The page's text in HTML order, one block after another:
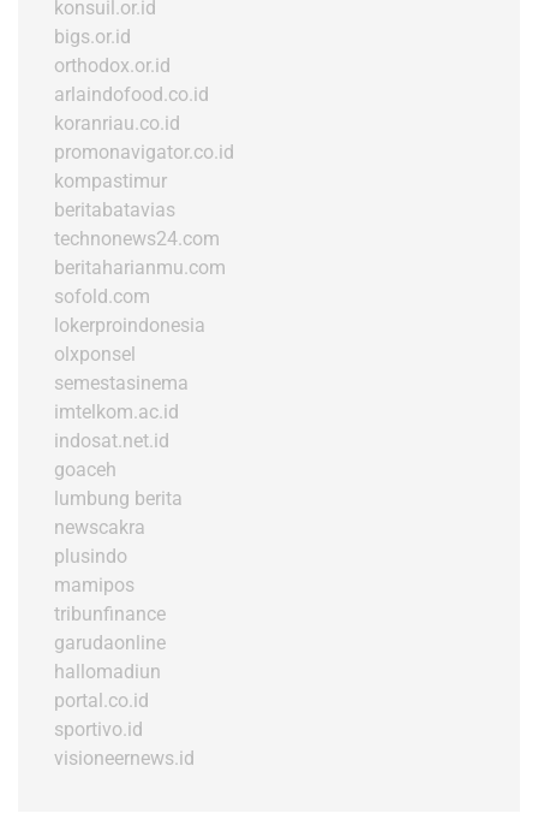
konsuil.or.id
bigs.or.id
orthodox.or.id
arlaindofood.co.id
koranriau.co.id
promonavigator.co.id
kompastimur
beritabatavias
technonews24.com
beritaharianmu.com
sofold.com
lokerproindonesia
olxponsel
semestasinema
imtelkom.ac.id
indosat.net.id
goaceh
lumbung berita
newscakra
plusindo
mamipos
tribunfinance
garudaonline
hallomadiun
portal.co.id
sportivo.id
visioneernews.id